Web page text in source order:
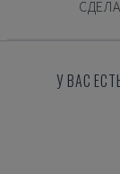
У ВАС